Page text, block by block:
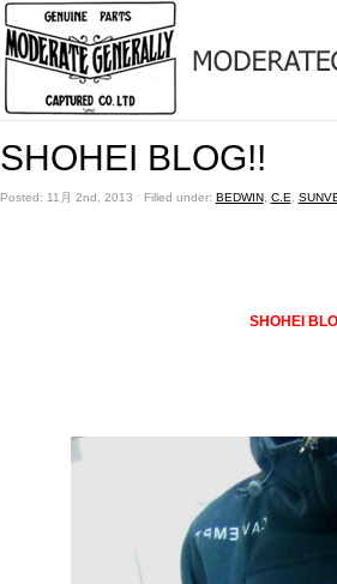
SHOHEI BLOG!!
Posted: 11月 2nd, 2013 ˑ Filled under: BEDWIN, C.E
SHOHEI